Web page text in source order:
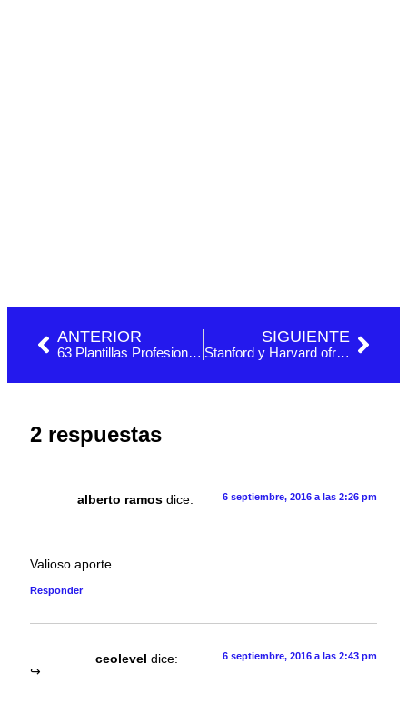
ANTERIOR
63 Plantillas Profesionales para Gestionar Proyectos (PMBOK)
SIGUIENTE
Stanford y Harvard ofrecen formación gratuita en Management
2 respuestas
alberto ramos dice: 6 septiembre, 2016 a las 2:26 pm
Valioso aporte
Responder
ceolevel dice: 6 septiembre, 2016 a las 2:43 pm